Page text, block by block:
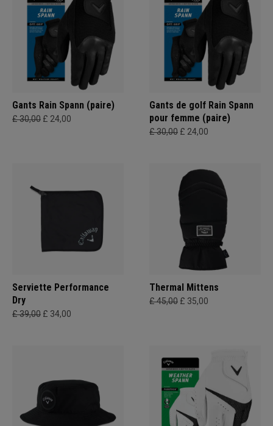
Gants Rain Spann (paire)
£ 30,00 £ 24,00
Gants de golf Rain Spann
pour femme (paire)
£ 30,00 £ 24,00
Serviette Performance
Dry
£ 39,00 £ 34,00
Thermal Mittens
£ 45,00 £ 35,00